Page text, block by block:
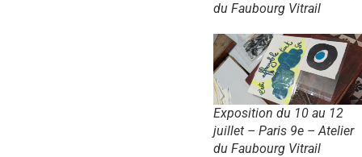
du Faubourg Vitrail
Exposition du 10 au 12
juillet – Paris 9e – Atelier
du Faubourg Vitrail